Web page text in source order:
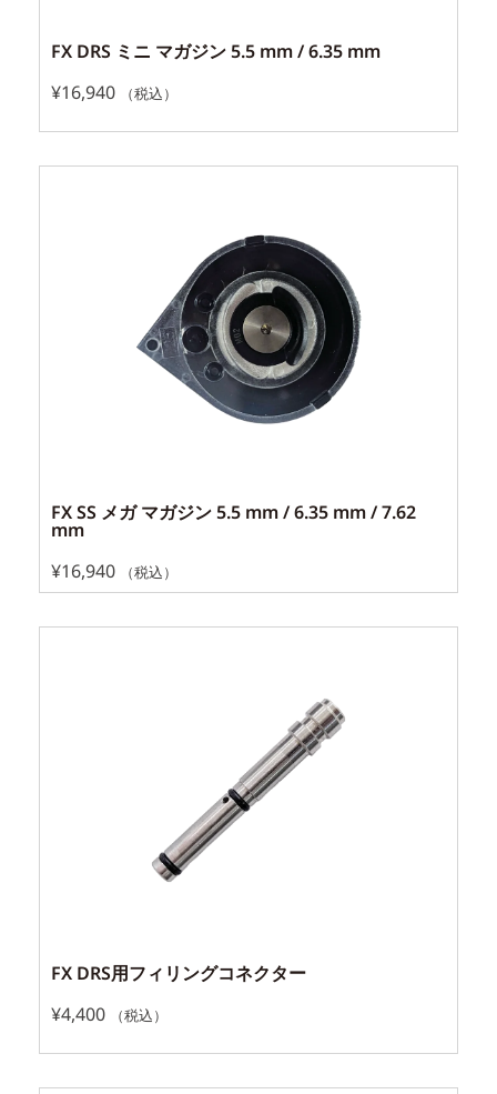
FX DRS ミニ マガジン 5.5 mm / 6.35 mm
¥16,940 （税込）
FX SS メガ マガジン 5.5 mm / 6.35 mm / 7.62
mm
¥16,940 （税込）
FX DRS用フィリングコネクター
¥4,400 （税込）